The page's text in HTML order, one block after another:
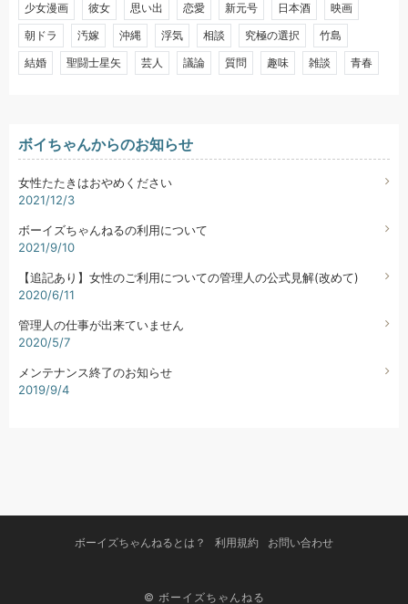
少女漫画
彼女 思い出 恋愛 新元号 日本酒
映画
朝ドラ
汚嫁 沖縄 浮気 相談 究極の選択
竹島
結婚
聖闘士星矢 芸人 議論 質問 趣味 雑談 青春
ボイちゃんからのお知らせ
女性たたきはおやめください
2021/12/3
ボーイズちゃんねるの利用について
2021/9/10
【追記あり】女性のご利用についての管理人の公式見解(改めて)
2020/6/11
管理人の仕事が出来ていません
2020/5/7
メンテナンス終了のお知らせ
2019/9/4
ボーイズちゃんねるとは？ 利用規約 お問い合わせ
© ボーイズちゃんねる